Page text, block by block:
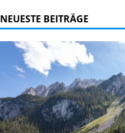
NEUESTE BEITRÄGE